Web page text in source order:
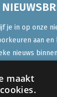
je in op onze
aan
nieuws
maakt